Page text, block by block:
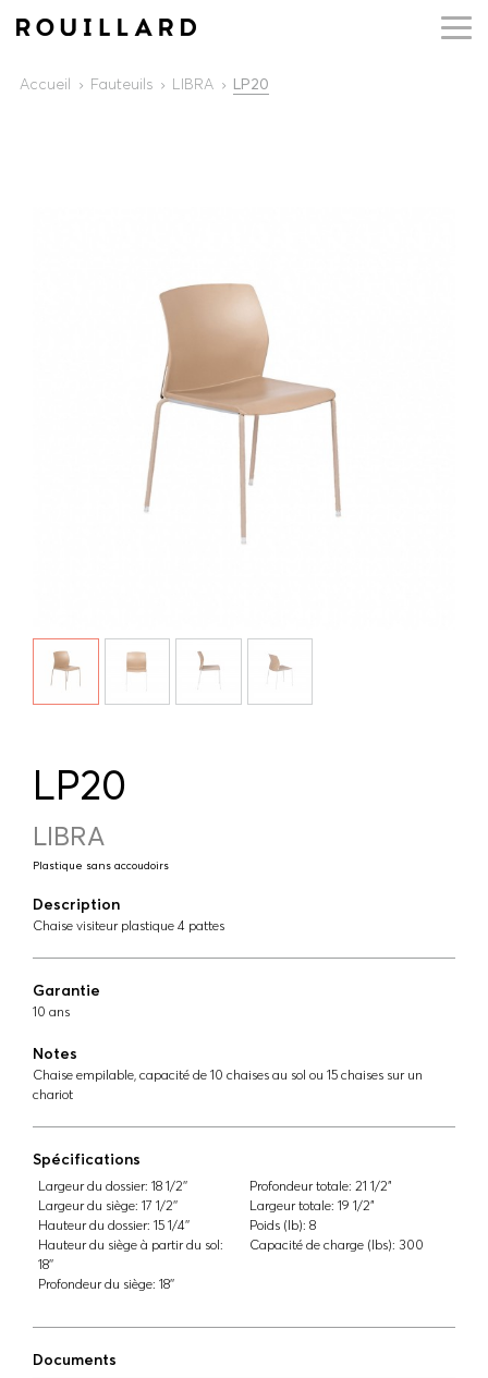
Accueil Fauteuils LIBRA LP20
LP20
LIBRA
Plastique sans accoudoirs
Description
Chaise visiteur plastique 4 pattes
Garantie
10 ans
Notes
Chaise empilable, capacité de 10 chaises au sol ou 15 chaises sur un
chariot
Spécifications
Largeur du dossier: 18 1/2''
Largeur du siège: 17 1/2''
Hauteur du dossier: 15 1/4''
Hauteur du siège à partir du sol:
18''
Profondeur du siège: 18''
Profondeur totale: 21 1/2"
Largeur totale: 19 1/2"
Poids (lb): 8
Capacité de charge (lbs): 300
Documents